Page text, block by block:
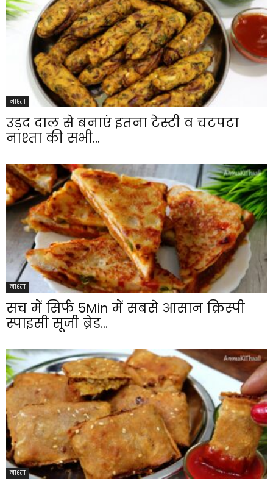
नाश्ता
उड़द दाल से बनाएं इतना टेस्टी व चटपटा
नाश्ता की सभी...
नाश्ता
सच में सिर्फ 5Min में सबसे आसान क्रिस्पी
स्पाइसी सूजी ब्रेड...
नाश्ता